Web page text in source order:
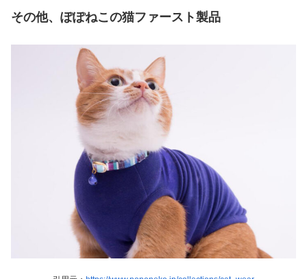
その他、ぽぽねこの猫ファースト製品